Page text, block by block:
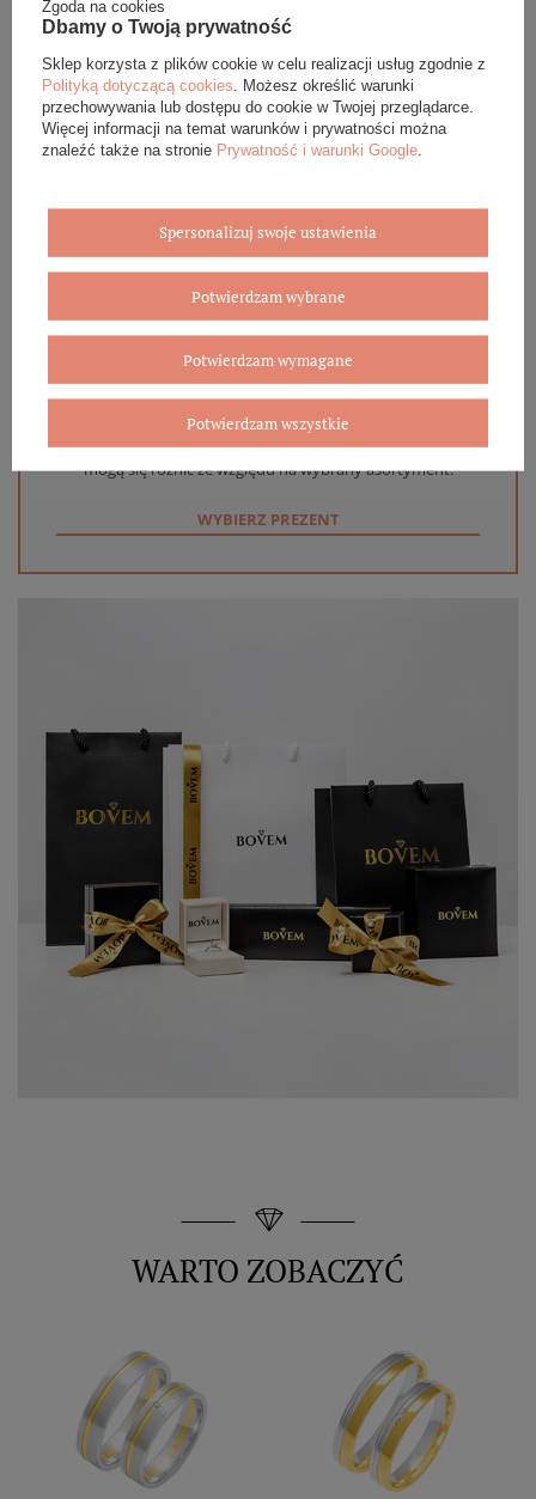
OPINIE (0)
GWARANCJA
Eleganckie opakowanie gratis
BOVEM otrzymasz jako gotowy do wręczenia upominek. Do
każdego zamówienia dołączamy pudełko ze skóry
ekologicznej oraz elegancką torebkę. Rozmiary i wzory
mogą się różnić ze względu na wybrany asortyment.
WYBIERZ PREZENT
WARTO ZOBACZYĆ
Zgoda na cookies
Dbamy o Twoją prywatność
Sklep korzysta z plików cookie w celu realizacji usług zgodnie z
Polityką dotyczącą cookies . Możesz określić warunki
przechowywania lub dostępu do cookie w Twojej przeglądarce.
Więcej informacji na temat warunków i prywatności można
znaleźć także na stronie Prywatność i warunki Google
Spersonalizuj swoje ustawienia
Potwierdzam wybrane
Potwierdzam wymagane
Potwierdzam wszystkie